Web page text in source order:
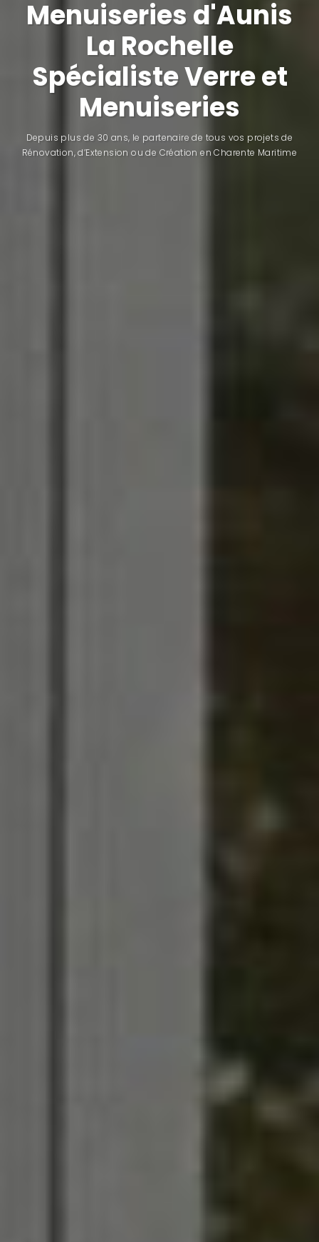
Menuiseries d'Aunis
La Rochelle
Spécialiste Verre et
Menuiseries
Depuis plus de 30 ans, le partenaire de tous vos projets de
Rénovation, d’Extension ou de Création en Charente Maritime